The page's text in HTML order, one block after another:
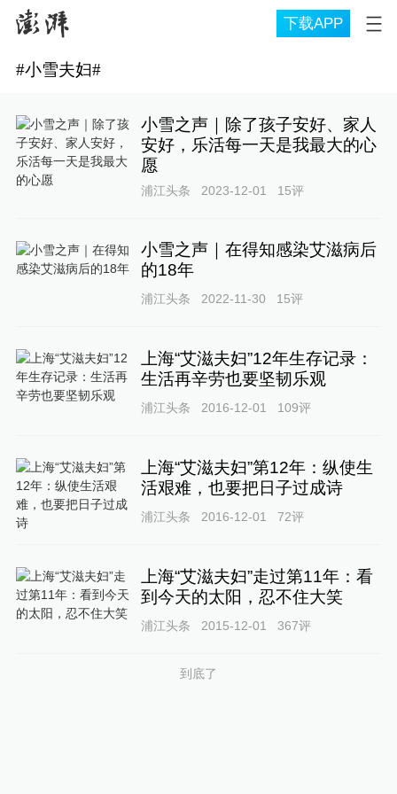
下载APP
#小雪夫妇#
小雪之声｜除了孩子安好、家人
安好，乐活每一天是我最大的心
愿
浦江头条 2023-12-01 15评
小雪之声｜在得知感染艾滋病后
的18年
浦江头条 2022-11-30 15评
上海“艾滋夫妇”12年生存记录：
生活再辛劳也要坚韧乐观
浦江头条 2016-12-01 109评
上海“艾滋夫妇”第12年：纵使生
活艰难，也要把日子过成诗
浦江头条 2016-12-01 72评
上海“艾滋夫妇”走过第11年：看
到今天的太阳，忍不住大笑
浦江头条 2015-12-01 367评
到底了